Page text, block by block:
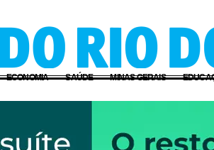
ECONOMIA SAÚDE MINAS GERAIS